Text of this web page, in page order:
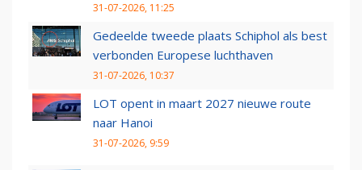
31-07-2026, 11:25
Gedeelde tweede plaats Schiphol als best
verbonden Europese luchthaven
31-07-2026, 10:37
LOT opent in maart 2027 nieuwe route
naar Hanoi
31-07-2026, 9:59